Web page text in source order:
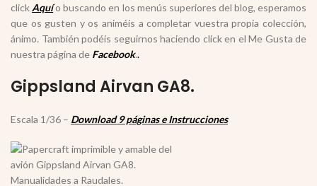
click Aquío buscando en los menús superiores del blog, esperamos
que os gusten y os animéis a completar vuestra propia colección,
ánimo. También podéis seguirnos haciendo click en el Me Gusta de
nuestra página de Facebook..
Gippsland Airvan GA8.
Escala 1/36 – Download 9 páginas e Instrucciones